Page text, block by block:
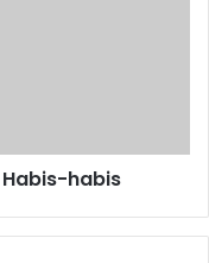
habis